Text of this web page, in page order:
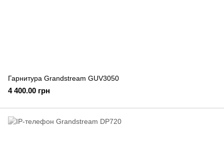
Гарнитура Grandstream GUV3050
4 400.00 грн